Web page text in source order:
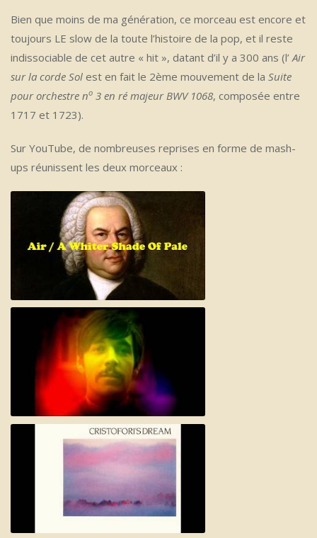
Bien que moins de ma génération, ce morceau est encore et
toujours LE slow de la toute l’histoire de la pop, et il reste
indissociable de cet autre « hit », datant d’il y a 300 ans (l’ Air
sur la corde Sol est en fait le 2ème mouvement de la Suite
pour orchestre no 3 en ré majeur BWV 1068, composée entre
1717 et 1723).
Sur YouTube, de nombreuses reprises en forme de mash-
ups réunissent les deux morceaux :
Air / A Whiter Shade of Pale
A whiter shade of Bach